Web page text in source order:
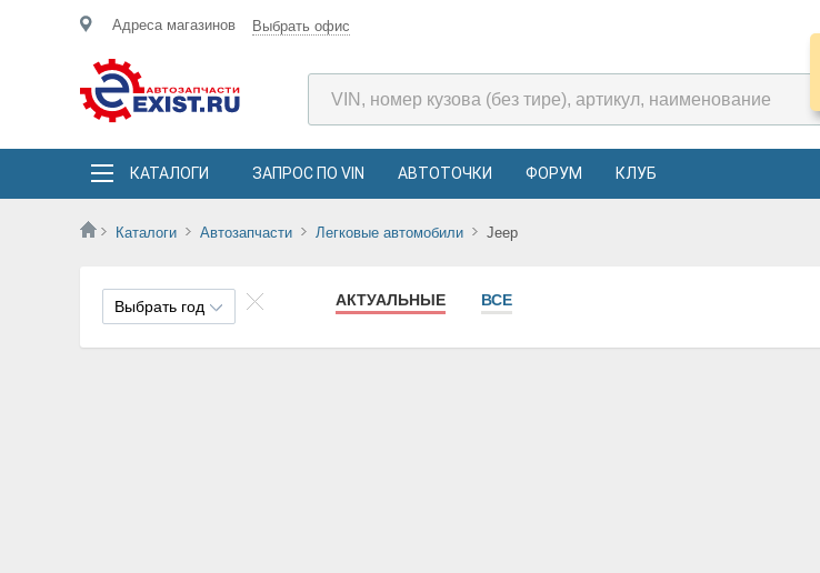
Адреса магазинов Выбрать офис
КАТАЛОГИ ЗАПРОС ПО VIN АВТОТОЧКИ ФОРУМ КЛУБ
Каталоги Автозапчасти Легковые автомобили Jeep
Выбрать год АКТУАЛЬНЫЕ ВСЕ